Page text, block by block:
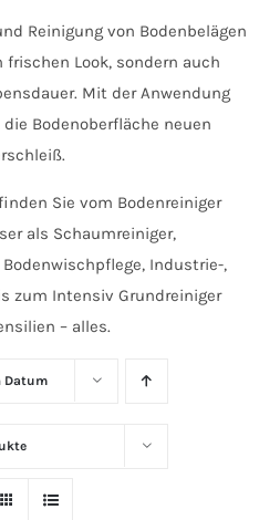
Reinigung von Bodenbelägen
Look, sondern auch
Mit der Anwendung
Bodenoberfläche neuen
Sie vom Bodenreiniger
als Schaumreiniger,
Industrie-,
zum Intensiv Grundreiniger
– alles.
Datum